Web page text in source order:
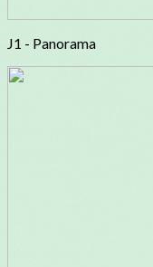
J1 - Panorama